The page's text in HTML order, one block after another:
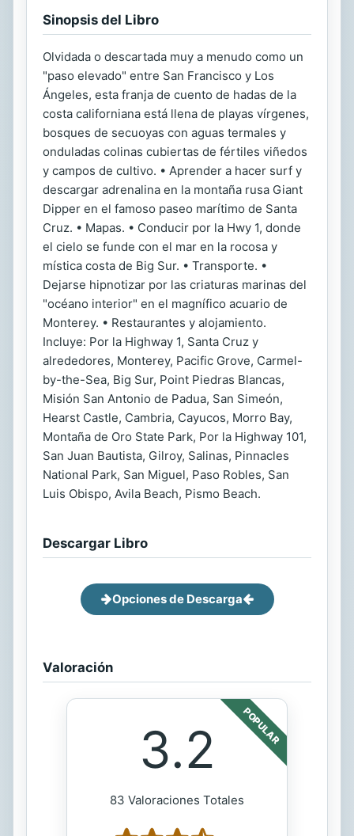
Sinopsis del Libro
Olvidada o descartada muy a menudo como un
"paso elevado" entre San Francisco y Los
Ángeles, esta franja de cuento de hadas de la
costa californiana está llena de playas vírgenes,
bosques de secuoyas con aguas termales y
onduladas colinas cubiertas de fértiles viñedos
y campos de cultivo. • Aprender a hacer surf y
descargar adrenalina en la montaña rusa Giant
Dipper en el famoso paseo marítimo de Santa
Cruz. • Mapas. • Conducir por la Hwy 1, donde
el cielo se funde con el mar en la rocosa y
mística costa de Big Sur. • Transporte. •
Dejarse hipnotizar por las criaturas marinas del
"océano interior" en el magnífico acuario de
Monterey. • Restaurantes y alojamiento.
Incluye: Por la Highway 1, Santa Cruz y
alrededores, Monterey, Pacific Grove, Carmel-
by-the-Sea, Big Sur, Point Piedras Blancas,
Misión San Antonio de Padua, San Simeón,
Hearst Castle, Cambria, Cayucos, Morro Bay,
Montaña de Oro State Park, Por la Highway 101,
San Juan Bautista, Gilroy, Salinas, Pinnacles
National Park, San Miguel, Paso Robles, San
Luis Obispo, Avila Beach, Pismo Beach.
Descargar Libro
Opciones de Descarga
Valoración
POPULAR
3.2
83 Valoraciones Totales